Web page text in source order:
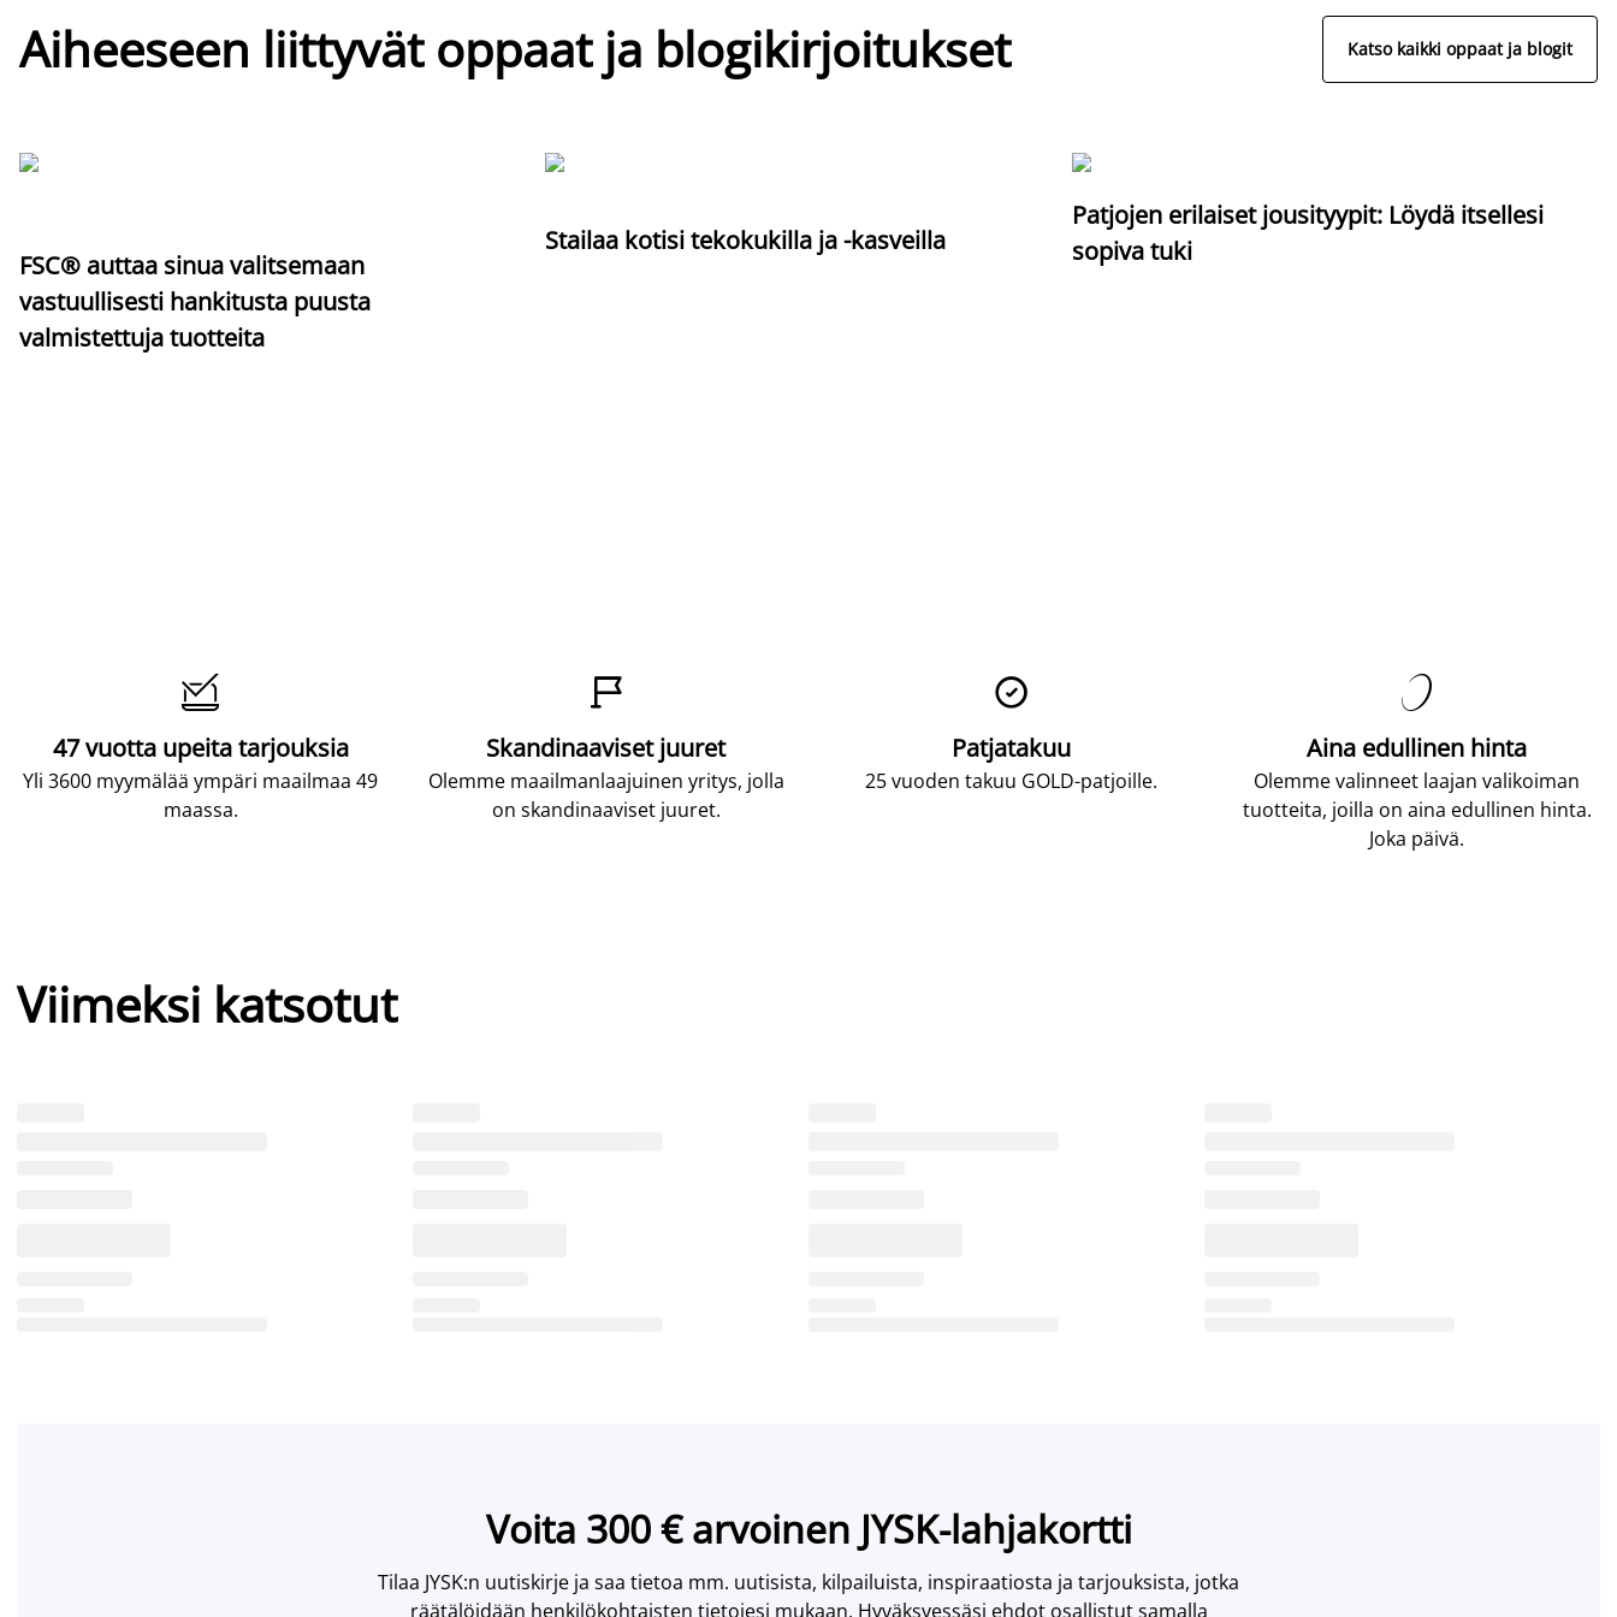
Aiheeseen liittyvät oppaat ja blogikirjoitukset Katso kaikki oppaat ja blogit
FSC® auttaa sinua valitsemaan
vastuullisesti hankitusta puusta
valmistettuja tuotteita
Stailaa kotisi tekokukilla ja -kasveilla
Patjojen erilaiset jousityypit: Löydä itsellesi
sopiva tuki

47 vuotta upeita tarjouksia
Yli 3600 myymälää ympäri maailmaa 49
maassa.

Skandinaaviset juuret
Olemme maailmanlaajuinen yritys, jolla
on skandinaaviset juuret.

Patjatakuu
25 vuoden takuu GOLD-patjoille.

Aina edullinen hinta
Olemme valinneet laajan valikoiman
tuotteita, joilla on aina edullinen hinta.
Joka päivä.
Viimeksi katsotut
Voita 300 € arvoinen JYSK-lahjakortti
Tilaa JYSK:n uutiskirje ja saa tietoa mm. uutisista, kilpailuista, inspiraatiosta ja tarjouksista, jotka
räätälöidään henkilökohtaisten tietojesi mukaan. Hyväksyessäsi ehdot osallistut samalla